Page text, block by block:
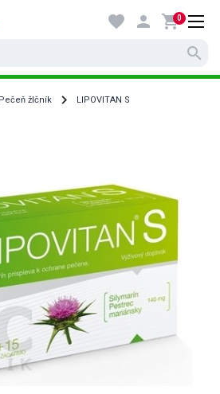
search
favorite person shopping_cart0
Pečeň žlčník LIPOVITAN S